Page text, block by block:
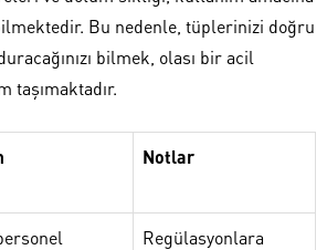
Bu nedenle, tüplerinizi doğru
bilmek, olası bir acil
taşımaktadır.
Notlar
Regülasyonlara